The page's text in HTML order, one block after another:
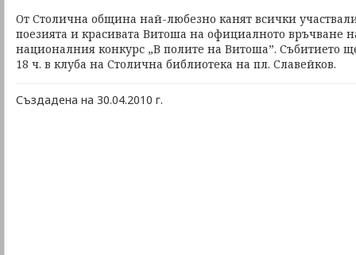
От Столична община най-любезно канят всички
поезията и красивата Витоша на официалното връчване
националния конкурс „В полите на Витоша”. Събитието
18 ч. в клуба на Столична библиотека на пл. Славейков.
Създадена на 30.04.2010 г.